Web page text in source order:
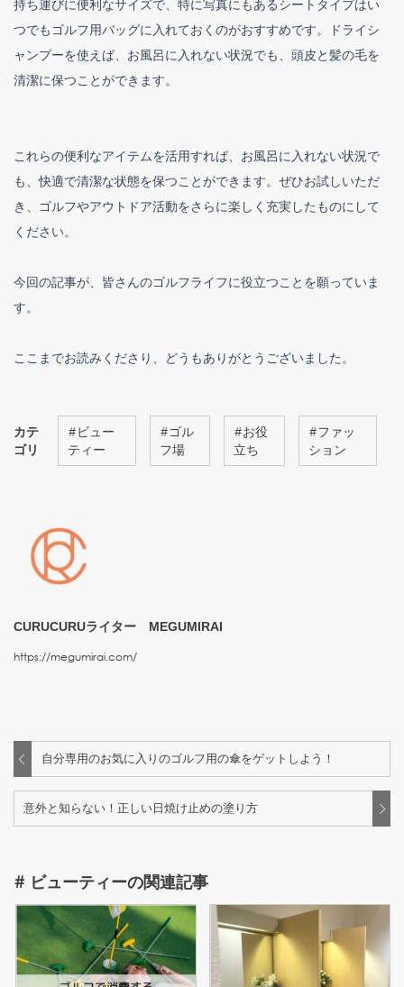
持ち運びに便利なサイズで、特に写真にもあるシートタイプはい
つでもゴルフ用バッグに入れておくのがおすすめです。ドライシ
ャンプーを使えば、お風呂に入れない状況でも、頭皮と髪の毛を
清潔に保つことができます。
これらの便利なアイテムを活用すれば、お風呂に入れない状況で
も、快適で清潔な状態を保つことができます。ぜひお試しいただ
き、ゴルフやアウトドア活動をさらに楽しく充実したものにして
ください。
今回の記事が、皆さんのゴルフライフに役立つことを願っていま
す。
ここまでお読みくださり、どうもありがとうございました。
カテ
ゴリ
#ビュー
ティー
#ゴル
フ場
#お役
立ち
#ファッ
ション
CURUCURUライター MEGUMIRAI
https://megumirai.com/
自分専用のお気に入りのゴルフ用の傘をゲットしよう！
意外と知らない！正しい日焼け止めの塗り方
# ビューティーの関連記事